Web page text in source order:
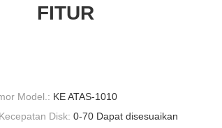
FITUR
Model.: KE ATAS-1010
Disk: 0-70 Dapat disesuaikan